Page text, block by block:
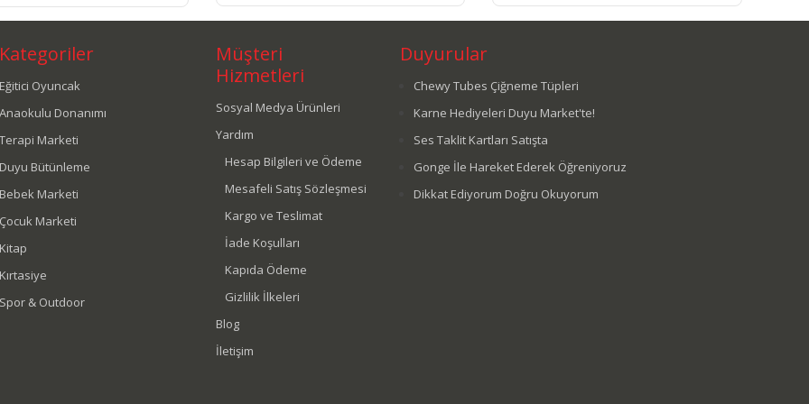
Oyuncak
Donanımı
Marketi
Bütünleme
Marketi
Marketi
& Outdoor
Müşteri
Hizmetleri
Sosyal Medya Ürünleri
Yardım
Hesap Bilgileri ve Ödeme
Mesafeli Satış Sözleşmesi
Kargo ve Teslimat
İade Koşulları
Kapıda Ödeme
Gizlilik İlkeleri
Blog
İletişim
Duyurular
Chewy Tubes Çiğneme Tüpleri
Karne Hediyeleri Duyu Market'te!
Ses Taklit Kartları Satışta
Gonge İle Hareket Ederek Öğreniyoruz
Dikkat Ediyorum Doğru Okuyorum